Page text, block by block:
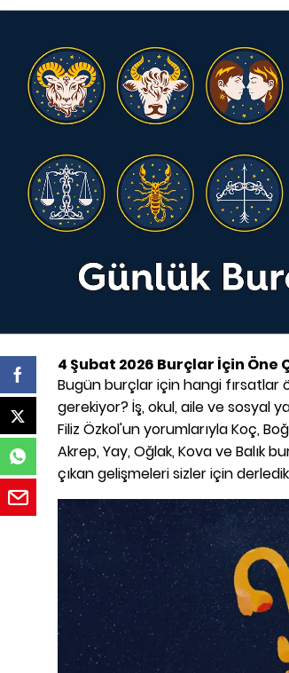
4 Şubat 2026 Burçlar İçin Öne
Bugün burçlar için hangi fırsatlar
gerekiyor? İş, okul, aile ve sosyal
Filiz Özkol'un yorumlarıyla Koç,
Akrep, Yay, Oğlak, Kova ve Balık
çıkan gelişmeleri sizler için